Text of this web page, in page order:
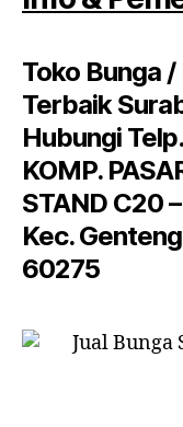
Toko Bunga
Terbaik
Hubungi
KOMP.
STAND C20
Kec.
60275